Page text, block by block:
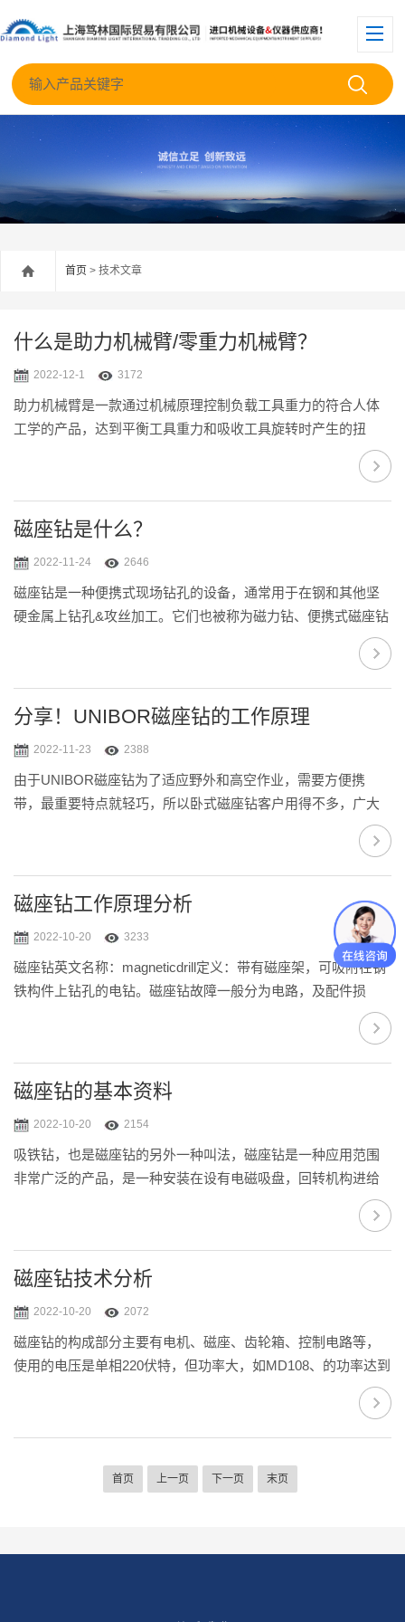
首页 > 技术文章
什么是助力机械臂/零重力机械臂？
2022-12-1 3172
助力机械臂是一款通过机械原理控制负载工具重力的符合人体
工学的产品，达到平衡工具重力和吸收工具旋转时产生的扭
矩，减缓人工疲劳，降低伤害发生。它们也被称为打磨助力
臂、人体工学臂、重力平衡机械臂、抗扭矩力臂等。意大利巍
卢嵋克Volumec拥有完整的助力机械臂系列，负载范围从1kg到
40kg，我们生产的零重力机械臂被广泛应用于汽车制造，采矿
等行业。在选择助力机械臂时，您应该考虑这几点：用途？工
作半径？负载重量？工件类型？工作环境和...
磁座钻是什么？
2022-11-24 2646
磁座钻是一种便携式现场钻孔的设备，通常用于在钢和其他坚
硬金属上钻孔&攻丝加工。它们也被称为磁力钻、便携式磁座钻
机和便携式钻床，从一站式商店到拥有上千名工人的建筑工
地，随处可见。我们的英国锐特Rotabrach磁座钻客户来自钢结
构、钢铁制造、汽车制造、核电建设、能源、采矿、造船和电
力设施以及铁路、卡车和特种车辆制造市场等行业。在选择磁
深度；钻井速度要求；孔洞数量；工作环境；空间和其他物理
限制；待钻孔材料的类型。磁力钻还可以包...
分享！UNIBOR磁座钻的工作原理
2022-11-23 2388
由于UNIBOR磁座钻为了适应野外和高空作业，需要方便携
带，最重要特点就轻巧，所以卧式磁座钻客户用得不多，广大
客户购买得最多的还是立式磁座钻，立式磁座钻一般的都十来
公斤，有把手，用户只有抓住把手，提起就可以到野外或者高
空作业，非常方便，这也是它被叫做便携式磁座钻的原因。因
为卧式磁座钻用得很少，所以一般情况说到磁座钻，都是指立
式磁座钻，也就是说立式磁座钻简称为磁座钻。目前，
UNIBOR磁座钻适用于钢结构，船舶制造，装备制造，设备安
装，桥梁工程，风力发电，钻油台，电力施工，铁路制...
磁座钻工作原理分析
2022-10-20 3233
磁座钻英文名称：magneticdrill定义：带有磁座架，可吸附在钢
铁构件上钻孔的电钻。磁座钻故障一般分为电路，及配件损
坏，两种，一般更换磁力钻配件即可，线路板，转子等。磁座
钻工作原理：首先在通电情况下，开启磁座开关通过电磁效应
发生上千公斤的磁力,使之能够吸附在钢板及结构件上,起到固定
设备的作用,当开启设备开关设备转子部分高速旋转再通过传动
头进行切削钻孔,跟其火焰切孔相比钻出来的孔精度高,属于物理
切削,不会发生化学反应...
磁座钻的基本资料
2022-10-20 2154
吸铁钻，也是磁座钻的另外一种叫法，磁座钻是一种应用范围
非常广泛的产品，是一种安装在设有电磁吸盘，回转机构进给
装置的机架上，使用时由电磁吸盘将整机吸附在钢铁的水平
面，侧面，顶面或曲面(须在电磁铁和曲面间加垫块)上钻孔的电
钻。它与一般电钻相比，能减轻劳动强度，提高钻孔精度，尤
其适用于大型部件和高空钻空。磁座钻是怎么样实现运作过程
磁铁，通电后产生磁性，能够直接吸附在大型钢结构件上边，
方便大部件大钻孔，从而让大部件需要大钻孔的时候...
磁座钻技术分析
2022-10-20 2072
磁座钻的构成部分主要有电机、磁座、齿轮箱、控制电路等，
使用的电压是单相220伏特，但功率大，如MD108、的功率达到
1800W，*少的MD38都有1150W。而重量，相对于其它同功率
的磁座钻来说，是比较轻的，这台TAP30只有19公斤。在调速
方面MD50,MD58，MD108,MDS30-100是用档位调速，磁座钻
改变转速。I档是低速档，II档是高速档，其I档的转速是60－140
首页 上一页 下一页 末页